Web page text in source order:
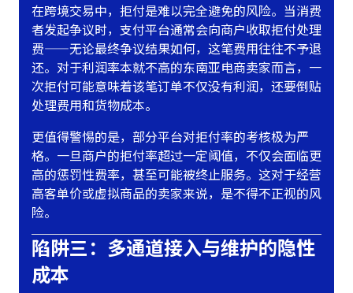
在跨境交易中，拒付是难以完全避免的风险。当消费
者发起争议时，支付平台通常会向商户收取拒付处理
费——无论最终争议结果如何，这笔费用往往不予退
还。对于利润率本就不高的东南亚电商卖家而言，一
次拒付可能意味着该笔订单不仅没有利润，还要倒贴
处理费用和货物成本。
更值得警惕的是，部分平台对拒付率的考核极为严
格。一旦商户的拒付率超过一定阈值，不仅会面临更
高的惩罚性费率，甚至可能被终止服务。这对于经营
高客单价或虚拟商品的卖家来说，是不得不正视的风
险。
陷阱三：多通道接入与维护的隐性
成本